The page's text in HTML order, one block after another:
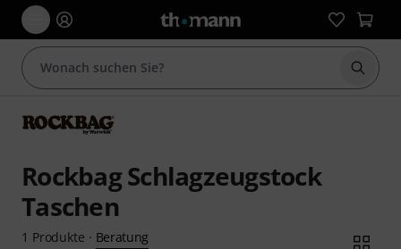
Suche
Rockbag Schlagzeugstock
Taschen
1 Produkte · Beratung